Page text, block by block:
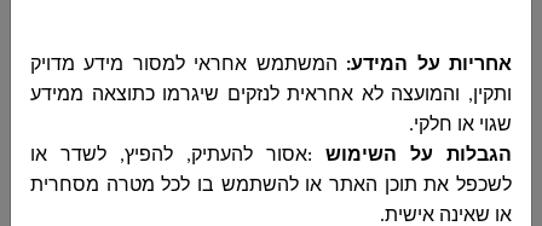
אחריות על המידע: המשתמש אחראי למסור מידע מדויק
ותקין, והמועצה לא אחראית לנזקים שיגרמו כתוצאה ממידע
שגוי או חלקי.
הגבלות על השימוש :אסור להעתיק, להפיץ, לשדר או
לשכפל את תוכן האתר או להשתמש בו לכל מטרה מסחרית
או שאינה אישית.